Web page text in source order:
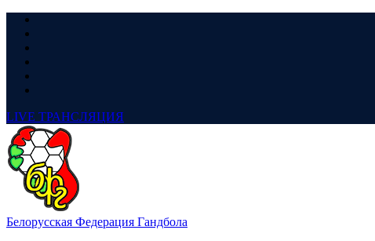
LIVE ТРАНСЛЯЦИЯ
Белорусская Федерация Гандбола